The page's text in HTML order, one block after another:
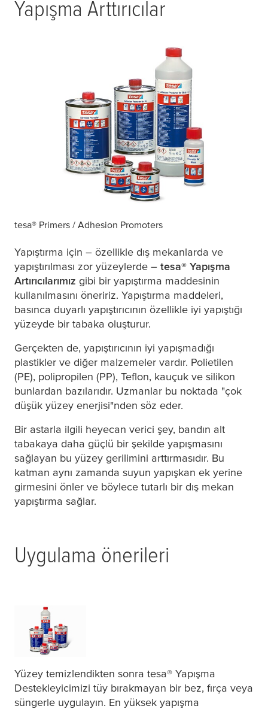
Yapışma Arttırıcılar
tesa® Primers / Adhesion Promoters
Yapıştırma için – özellikle dış mekanlarda ve
yapıştırılması zor yüzeylerde – tesa® Yapışma
Artırıcılarımız gibi bir yapıştırma maddesinin
kullanılmasını öneririz. Yapıştırma maddeleri,
basınca duyarlı yapıştırıcının özellikle iyi yapıştığı
yüzeyde bir tabaka oluşturur.
Gerçekten de, yapıştırıcının iyi yapışmadığı
plastikler ve diğer malzemeler vardır. Polietilen
(PE), polipropilen (PP), Teflon, kauçuk ve silikon
bunlardan bazılarıdır. Uzmanlar bu noktada "çok
düşük yüzey enerjisi"nden söz eder.
Bir astarla ilgili heyecan verici şey, bandın alt
tabakaya daha güçlü bir şekilde yapışmasını
sağlayan bu yüzey gerilimini arttırmasıdır. Bu
katman aynı zamanda suyun yapışkan ek yerine
girmesini önler ve böylece tutarlı bir dış mekan
yapıştırma sağlar.
Uygulama önerileri
Yüzey temizlendikten sonra tesa® Yapışma
Destekleyicimizi tüy bırakmayan bir bez, fırça veya
süngerle uygulayın. En yüksek yapışma